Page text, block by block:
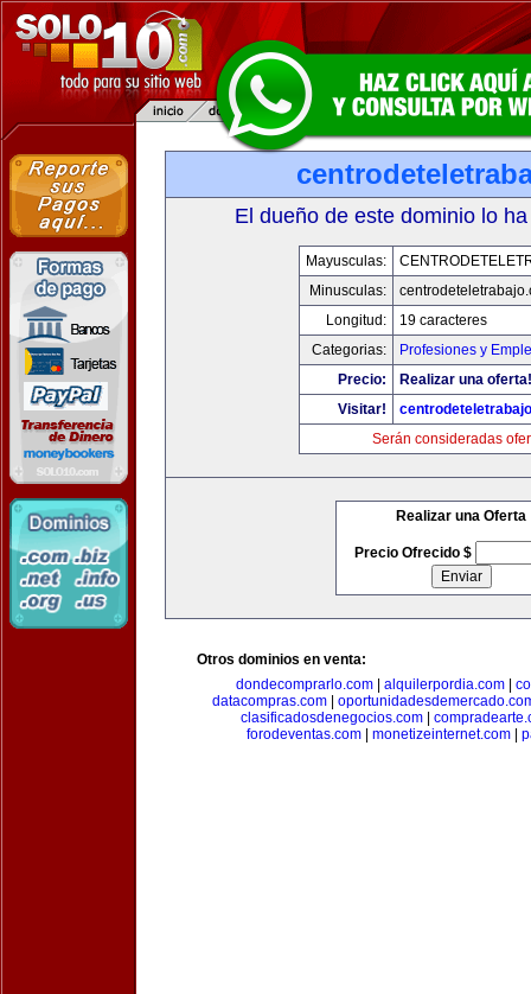
El dueño de este dominio lo
Mayusculas:
Minusculas:
Longitud:
19 caracteres
Categorias:
Profesiones y
Precio:
Realizar una oferta!
Visitar!
Serán consideradas
Realizar una Oferta
Precio Ofrecido $
Otros dominios en venta:
dondecomprarlo.com| alquilerpordia.com|
datacompras.com
clasificadosdenegocios.com|
forodeventas.com| monetizeinternet.com|